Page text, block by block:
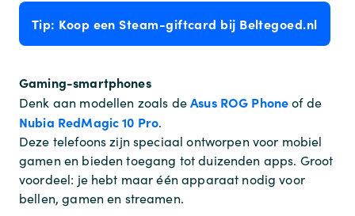
Tip: Koop een Steam-giftcard bij Beltegoed.nl
Gaming-smartphones
Denk aan modellen zoals deAsus ROG Phoneof de
Nubia RedMagic 10 Pro.
Deze telefoons zijn speciaal ontworpen voor mobiel
gamen en bieden toegang tot duizenden apps. Groot
voordeel: je hebt maar één apparaat nodig voor
bellen, gamen en streamen.